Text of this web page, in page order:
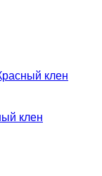
клен